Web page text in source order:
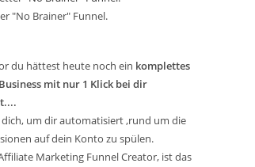
"No Brainer" Funnel.
du hättest heute noch ein komplettes
mit nur 1 Klick bei dir
um dir automatisiert ,rund um die
auf dein Konto zu spülen.
Marketing Funnel Creator, ist das